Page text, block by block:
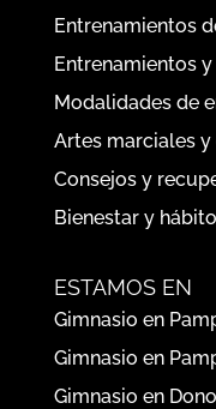
Entrenamientos
Entrenamientos
Modalidades de
Artes marciales
Consejos y
Bienestar y
ESTAMOS EN
Gimnasio en
Gimnasio en
Gimnasio en